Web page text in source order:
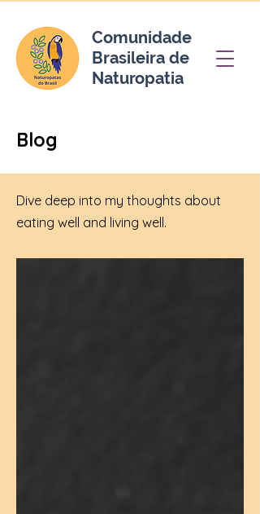
Comunidade
Brasileira de
Naturopatia
Blog
Dive deep into my thoughts about
eating well and living well.